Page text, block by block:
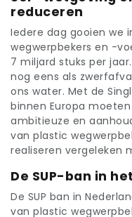
reduceren
Iedere dag gooien we
wegwerpbekers en -
7 miljard stuks per
nog eens als
ons water. Met de
binnen Europa
ambitieuze en
van plastic
realiseren vergeleken
De SUP-ban in
De SUP ban in
van plastic